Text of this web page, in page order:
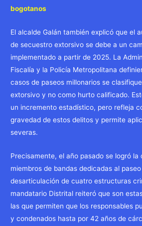
bogotanos
El alcalde Galán también explicó que el
de secuestro extorsivo se debe a un
implementado a partir de 2025. La
Fiscalía y la Policía Metropolitana
casos de paseos millonarios se
extorsivo y no como hurto calificado.
un incremento estadístico, pero refleja
gravedad de estos delitos y permite
severas.
Precisamente, el año pasado se logró
miembros de bandas dedicadas al
desarticulación de cuatro estructuras
mandatario Distrital reiteró que son
las que permiten que los responsables
y condenados hasta por 42 años de